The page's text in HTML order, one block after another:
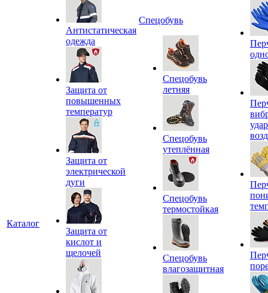
Каталог
Антистатическая
одежда
Защита от
повышенных
температур
Защита от
электрической
дуги
Защита от
кислот и
щелочей
Спецобувь
Спецобувь
летняя
Спецобувь
утеплённая
Спецобувь
термостойкая
Спецобувь
влагозащитная